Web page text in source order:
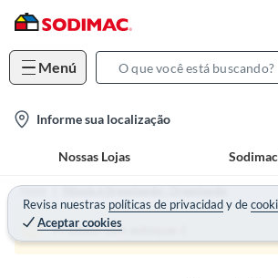
Menú
S
c
h
B
r
a
o
Informe sua localização
Nossas Lojas
Revisa nuestras políticas de privacidadyde
Aceptar cookies
Home Móveis e Organização - Organização
Produto sem estoque :(